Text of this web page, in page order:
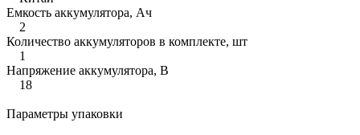
Емкость аккумулятора, Ач
2
Количество аккумуляторов в комплекте, шт
1
Напряжение аккумулятора, В
18
Параметры упаковки